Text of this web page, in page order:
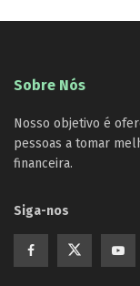
Sobre Nós
Nosso objetivo é
pessoas a tomar
financeira.
Siga-nos